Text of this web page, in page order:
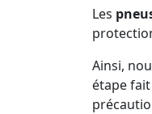
Les
Ainsi,
étape